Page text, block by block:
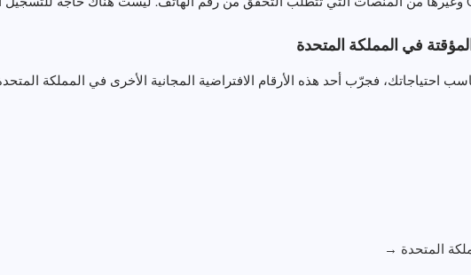
في المملكة المتحدة
احتياجاتك، فجرّب أحد هذه الأرقام الافتراضية المجانية الأخرى في المملكة
المتحدة →